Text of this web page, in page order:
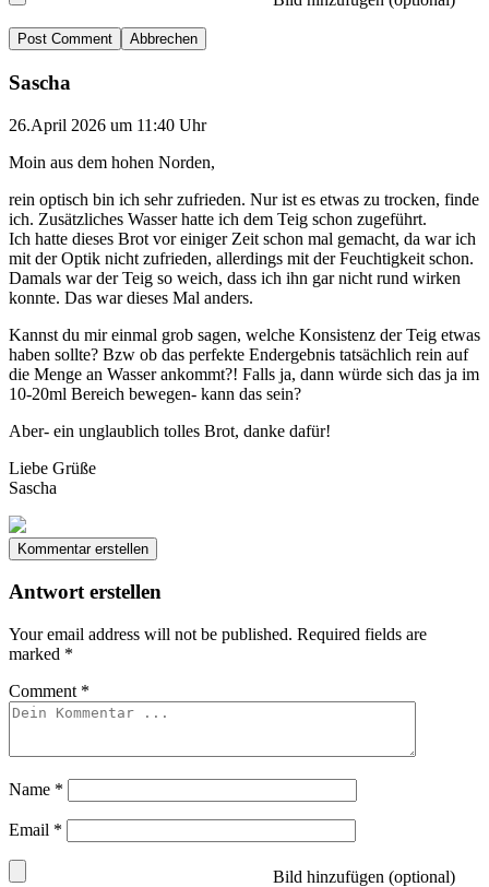
Abbrechen
Sascha
26.April 2026 um 11:40 Uhr
Moin aus dem hohen Norden,
rein optisch bin ich sehr zufrieden. Nur ist es etwas zu trocken, finde
ich. Zusätzliches Wasser hatte ich dem Teig schon zugeführt.
Ich hatte dieses Brot vor einiger Zeit schon mal gemacht, da war ich
mit der Optik nicht zufrieden, allerdings mit der Feuchtigkeit schon.
Damals war der Teig so weich, dass ich ihn gar nicht rund wirken
konnte. Das war dieses Mal anders.
Kannst du mir einmal grob sagen, welche Konsistenz der Teig etwas
haben sollte? Bzw ob das perfekte Endergebnis tatsächlich rein auf
die Menge an Wasser ankommt?! Falls ja, dann würde sich das ja im
10-20ml Bereich bewegen- kann das sein?
Aber- ein unglaublich tolles Brot, danke dafür!
Liebe Grüße
Sascha
Kommentar erstellen
Antwort erstellen
Your email address will not be published. Required fields are
marked *
Comment *
Name *
Email *
Bild hinzufügen (optional)